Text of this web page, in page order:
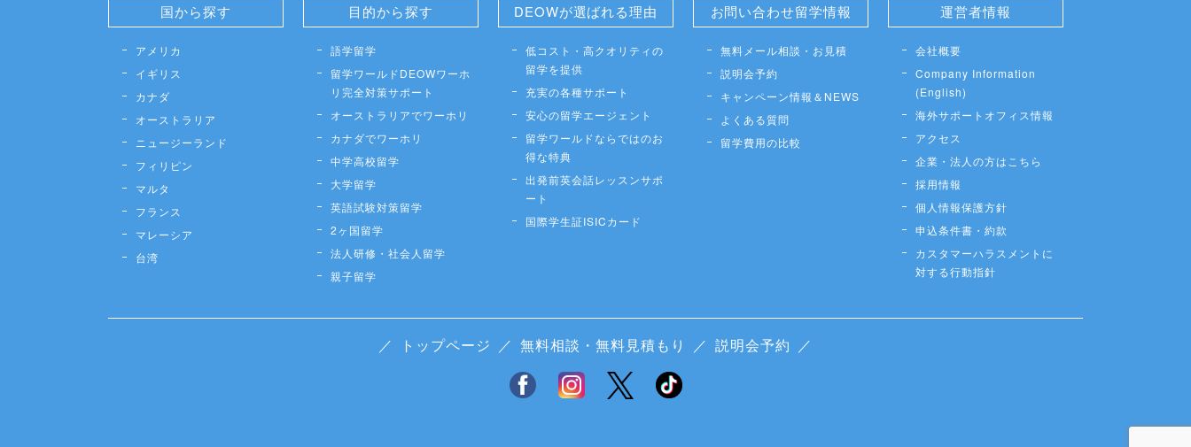
国から探す
アメリカ
イギリス
カナダ
オーストラリア
ニュージーランド
フィリピン
マルタ
フランス
マレーシア
台湾
目的から探す
語学留学
留学ワールドDEOWワーホ
リ完全対策サポート
オーストラリアでワーホリ
カナダでワーホリ
中学高校留学
大学留学
英語試験対策留学
2ヶ国留学
法人研修・社会人留学
親子留学
DEOWが選ばれる理由
低コスト・高クオリティの
留学を提供
充実の各種サポート
安心の留学エージェント
留学ワールドならではのお
得な特典
出発前英会話レッスンサポ
ート
国際学生証ISICカード
お問い合わせ留学情報
無料メール相談・お見積
説明会予約
キャンペーン情報＆NEWS
よくある質問
留学費用の比較
運営者情報
会社概要
Company Information
(English)
海外サポートオフィス情報
アクセス
企業・法人の方はこちら
採用情報
個人情報保護方針
申込条件書・約款
カスタマーハラスメントに
対する行動指針
／ トップページ ／ 無料相談・無料見積もり ／ 説明会予約 ／